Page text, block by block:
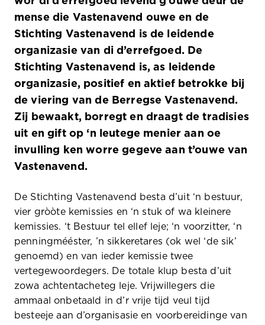
mense die Vastenavend ouwe en de
Stichting Vastenavend is de leidende
organizasie van di d’errefgoed. De
Stichting Vastenavend is, as leidende
organizasie, positief en aktief betrokke bij
de viering van de Berregse Vastenavend.
Zij bewaakt, borregt en draagt de tradisies
uit en gift op ‘n leutege menier aan oe
invulling ken worre gegeve aan t’ouwe van
Vastenavend.
De Stichting Vastenavend besta d’uit ‘n bestuur,
vier gròòte kemissies en ‘n stuk of wa kleinere
kemissies. ‘t Bestuur tel ellef leje; ‘n voorzitter, ‘n
penningmééster, ’n sikkeretares (ok wel ‘de sik’
genoemd) en van ieder kemissie twee
vertegewoordegers. De totale klup besta d’uit
zowa achtentacheteg leje. Vrijwillegers die
ammaal onbetaald in d’r vrije tijd veul tijd
besteeje aan d’organisasie en voorbereidinge van